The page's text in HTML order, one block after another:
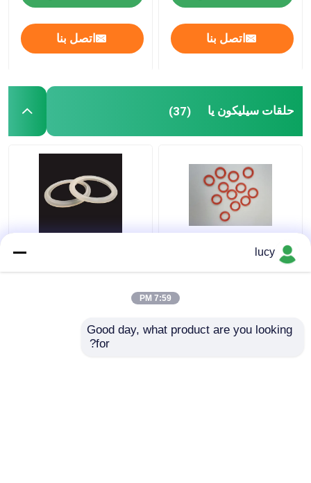
اتصل بنا اتصل بنا
حلقات سيليكون يا (37)
يا حلقات الختم للأجهزة
الأبيض سيليكون المطاط
lucy
7:59 PM
Good day, what product are you looking
for?